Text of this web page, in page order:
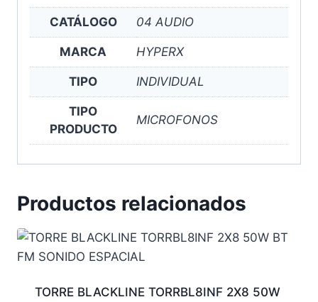
CATÁLOGO 04 AUDIO
MARCA HYPERX
TIPO INDIVIDUAL
TIPO
PRODUCTO
MICROFONOS
Productos relacionados
TORRE BLACKLINE TORRBL8INF 2X8 50W